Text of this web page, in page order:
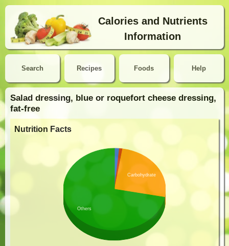
Calories and Nutrients
Information
Search Help
Recipes Foods
Salad dressing, blue or roquefort cheese dressing,
fat-free
Nutrition Facts
Carbohydrate
Others